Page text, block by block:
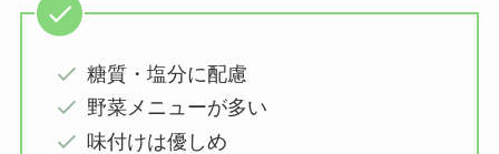
糖質・塩分に配慮
野菜メニューが多い
味付けは優しめ